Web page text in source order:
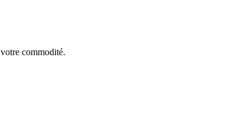
commodité.